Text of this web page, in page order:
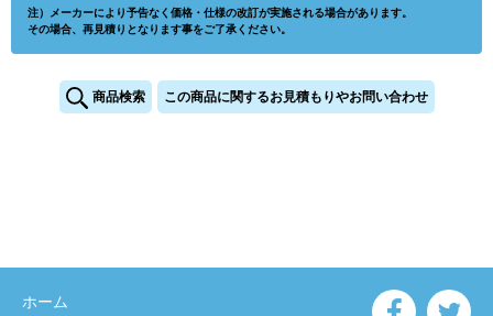
注）メーカーにより予告なく価格・仕様の改訂が実施される場合があります。
その場合、再見積りとなります事をご了承ください。
商品検索 この商品に関するお見積もりやお問い合わせ
ホーム